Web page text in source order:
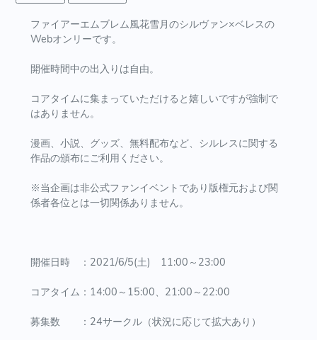
ファイアーエムブレム風花雪月のシルヴァン×ベレスの
Webオンリーです。
開催時間中の出入りは自由。
コアタイムに集まっていただけると嬉しいですが強制で
はありません。
漫画、小説、グッズ、無料配布など、シルレスに関する
作品の頒布にご利用ください。
※当企画は非公式ファンイベントであり版権元および関
係者各位とは一切関係ありません。
開催日時 ：2021/6/5(土) 11:00～23:00
コアタイム：14:00～15:00、21:00～22:00
募集数 ：24サークル（状況に応じて拡大あり）